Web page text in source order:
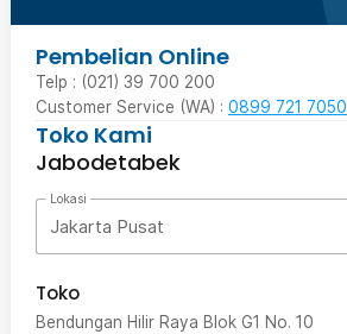
Pembelian Online
Telp : (021) 39 700 200
Customer Service (WA) : 0899 721 7050
Toko Kami
Jabodetabek
Lokasi
Jakarta Pusat
Toko
Bendungan Hilir Raya Blok G1 No. 10